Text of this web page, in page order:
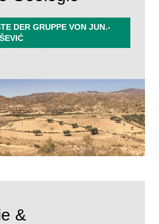
DER GRUPPE VON JUN.-
&